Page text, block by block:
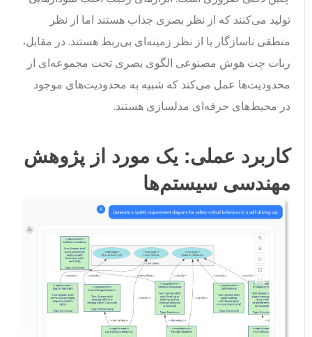
تولید می‌کنند که از نظر بصری جذاب هستند اما از نظر
منطقی ناسازگار یا از نظر زمینه‌ای بی‌ربط هستند. در مقابل،
ربات چت هوش مصنوعی الگوی بصری تحت مجموعه‌ای از
محدودیت‌ها عمل می‌کند که شبیه به محدودیت‌های موجود
در محیط‌های حرفه‌ای مدلسازی هستند.
کاربرد عملی: یک مورد از پژوهش
مهندسی سیستم‌ها